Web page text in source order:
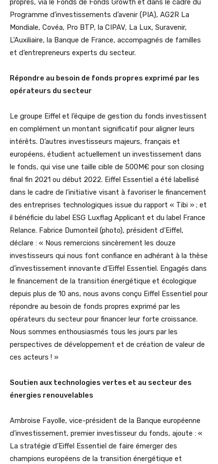
propres, via le Fonds de Fonds Growth et dans le cadre du
Programme d’investissements d’avenir (PIA), AG2R La
Mondiale, Covéa, Pro BTP, la CIPAV, La Lux, Suravenir,
L’Auxiliaire, la Banque de France, accompagnés de familles
et d’entrepreneurs experts du secteur.
Répondre au besoin de fonds propres exprimé par les
opérateurs du secteur
Le groupe Eiffel et l’équipe de gestion du fonds investissent
en complément un montant significatif pour aligner leurs
intérêts. D’autres investisseurs majeurs, français et
européens, étudient actuellement un investissement dans
le fonds, qui vise une taille cible de 500M€ pour son closing
final fin 2021 ou début 2022. Eiffel Essentiel a été labellisé
dans le cadre de l’initiative visant à favoriser le financement
des entreprises technologiques issue du rapport « Tibi » ; et
il bénéficie du label ESG Luxflag Applicant et du label France
Relance. Fabrice Dumonteil (photo), président d’Eiffel,
déclare : « Nous remercions sincèrement les douze
investisseurs qui nous font confiance en adhérant à la thèse
d’investissement innovante d’Eiffel Essentiel. Engagés dans
le financement de la transition énergétique et écologique
depuis plus de 10 ans, nous avons conçu Eiffel Essentiel pour
répondre au besoin de fonds propres exprimé par les
opérateurs du secteur pour financer leur forte croissance.
Nous sommes enthousiasmés tous les jours par les
perspectives de développement et de création de valeur de
ces acteurs ! »
Soutien aux technologies vertes et au secteur des
énergies renouvelables
Ambroise Fayolle, vice-président de la Banque européenne
d’investissement, premier investisseur du fonds, ajoute : «
La stratégie d’Eiffel Essentiel de faire émerger des
champions européens de la transition énergétique et